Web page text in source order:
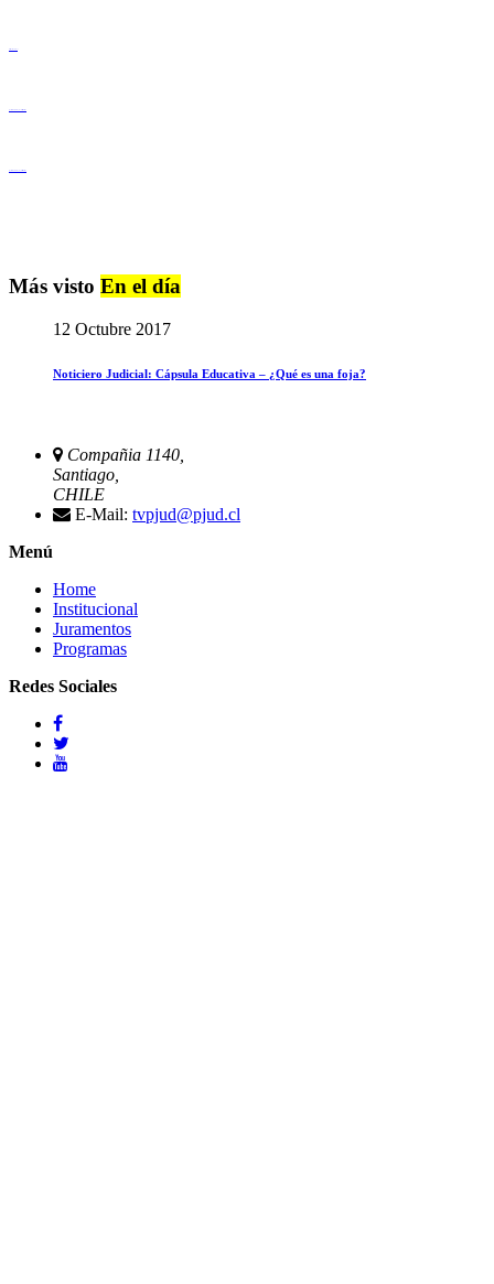
Más visto En el día
12 Octubre 2017
Noticiero Judicial: Cápsula Educativa – ¿Qué es una foja?
Compañia 1140,
Santiago,
CHILE
E-Mail: tvpjud@pjud.cl
Menú
Home
Institucional
Juramentos
Programas
Redes Sociales